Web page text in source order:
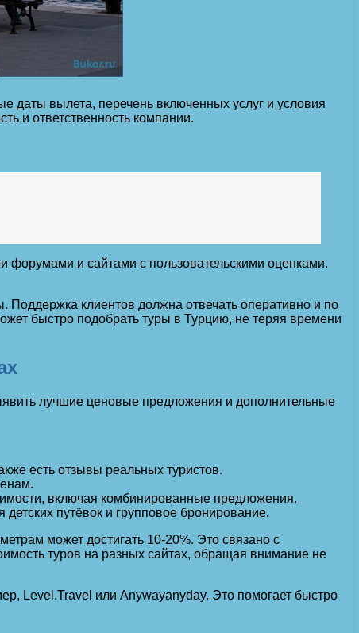
даты вылета, перечень включенных услуг и условия
и ответственность компании.
форумами и сайтами с пользовательскими оценками.
Поддержка клиентов должна отвечать оперативно и по
быстро подобрать туры в Турцию, не теряя времени
лучшие ценовые предложения и дополнительные
есть отзывы реальных туристов.
включая комбинированные предложения.
путёвок и групповое бронирование.
может достигать 10-20%. Это связано с
туров на разных сайтах, обращая внимание не
Level.Travel или Anywayanyday. Это помогает быстро